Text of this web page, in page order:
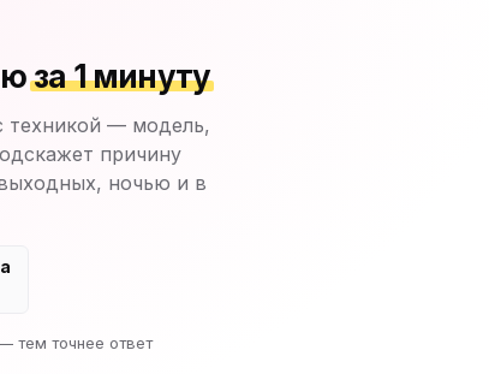
за 1 минуту
техникой — модель,
причину
ночью и в
тем точнее ответ